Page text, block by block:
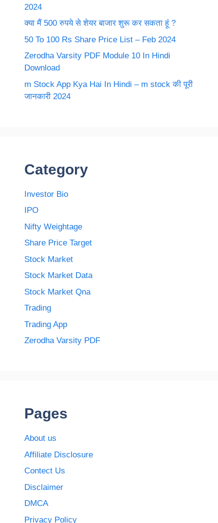
2024
क्या मैं 500 रुपये से शेयर बाजार शुरू कर सकता हूं ?
50 To 100 Rs Share Price List – Feb 2024
Zerodha Varsity PDF Module 10 In Hindi
Download
m Stock App Kya Hai In Hindi – m stock की पूरी
जानकारी 2024
Category
Investor Bio
IPO
Nifty Weightage
Share Price Target
Stock Market
Stock Market Data
Stock Market Qna
Trading
Trading App
Zerodha Varsity PDF
Pages
About us
Affiliate Disclosure
Contect Us
Disclaimer
DMCA
Privacy Policy